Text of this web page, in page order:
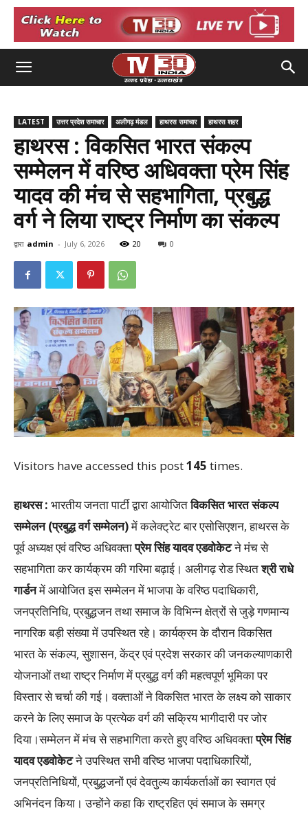
LATEST उत्तर प्रदेश समाचार अलीगढ़ मंडल हाथरस समाचार हाथरस शहर
हाथरस : विकसित भारत संकल्प
सम्मेलन में वरिष्ठ अधिवक्ता प्रेम सिंह
यादव की मंच से सहभागिता, प्रबुद्ध
वर्ग ने लिया राष्ट्र निर्माण का संकल्प
द्वारा admin - July 6, 2026 20 0
Visitors have accessed this post145 times.
हाथरस : भारतीय जनता पार्टी द्वारा आयोजितविकसित भारत संकल्प
सम्मेलन (प्रबुद्ध वर्ग सम्मेलन)में कलेक्ट्रेट बार एसोसिएशन, हाथरस के
पूर्व अध्यक्ष एवं वरिष्ठ अधिवक्ताप्रेम सिंह यादव एडवोकेटने मंच से
सहभागिता कर कार्यक्रम की गरिमा बढ़ाई। अलीगढ़ रोड स्थितश्री राधे
गार्डनमें आयोजित इस सम्मेलन में भाजपा के वरिष्ठ पदाधिकारी,
जनप्रतिनिधि, प्रबुद्धजन तथा समाज के विभिन्न क्षेत्रों से जुड़े गणमान्य
नागरिक बड़ी संख्या में उपस्थित रहे। कार्यक्रम के दौरान विकसित
भारत के संकल्प, सुशासन, केंद्र एवं प्रदेश सरकार की जनकल्याणकारी
योजनाओं तथा राष्ट्र निर्माण में प्रबुद्ध वर्ग की महत्वपूर्ण भूमिका पर
विस्तार से चर्चा की गई। वक्ताओं ने विकसित भारत के लक्ष्य को साकार
करने के लिए समाज के प्रत्येक वर्ग की सक्रिय भागीदारी पर जोर
दिया।सम्मेलन में मंच से सहभागिता करते हुए वरिष्ठ अधिवक्ताप्रेम सिंह
यादव एडवोकेटने उपस्थित सभी वरिष्ठ भाजपा पदाधिकारियों,
जनप्रतिनिधियों, प्रबुद्धजनों एवं देवतुल्य कार्यकर्ताओं का स्वागत एवं
अभिनंदन किया। उन्होंने कहा कि राष्ट्रहित एवं समाज के समग्र